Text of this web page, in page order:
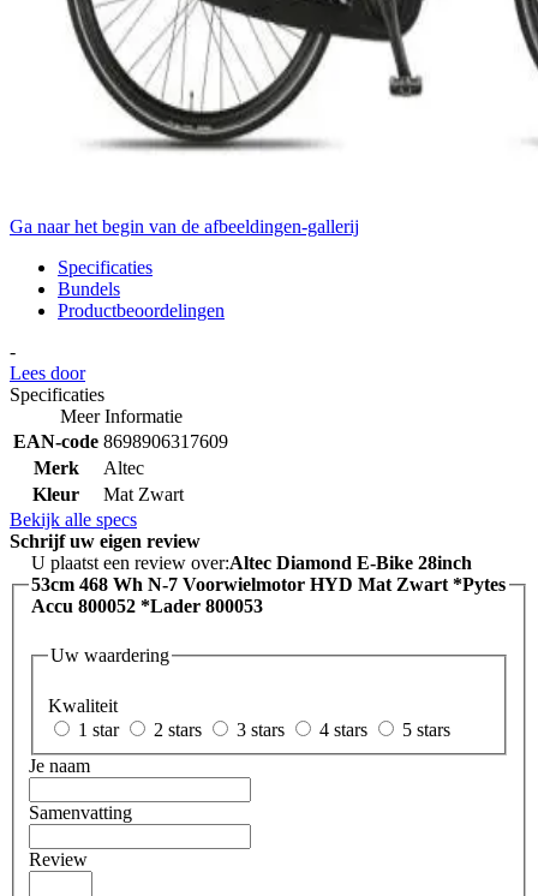
Ga naar het begin van de afbeeldingen-gallerij
Specificaties
Bundels
Productbeoordelingen
-
Lees door
Specificaties
Meer Informatie
EAN-code 8698906317609
Merk
Altec
Kleur
Mat Zwart
Bekijk alle specs
Schrijf uw eigen review
U plaatst een review over:Altec Diamond E-Bike 28inch
53cm 468 Wh N-7 Voorwielmotor HYD Mat Zwart *Pytes
Accu 800052 *Lader 800053
Uw waardering
Kwaliteit
1 star
2 stars 3 stars 4 stars
5 stars
Je naam
Samenvatting
Review